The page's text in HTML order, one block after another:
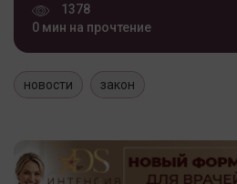
1378
0 мин на прочтение
новости закон